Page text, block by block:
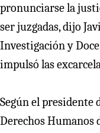
pronunciarse la
ser juzgadas, dijo
Investigación y
impulsó las
Según el presidente
Derechos Humanos